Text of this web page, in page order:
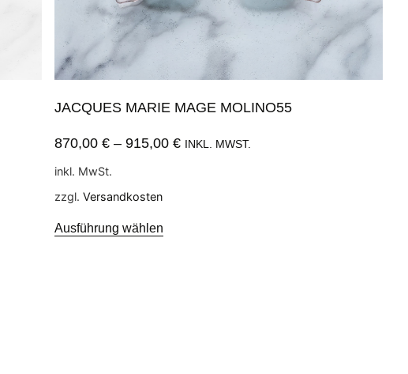
JACQUES MARIE MAGE MOLINO55
870,00 € – 915,00 € INKL. MWST.
inkl. MwSt.
zzgl. Versandkosten
Ausführung wählen